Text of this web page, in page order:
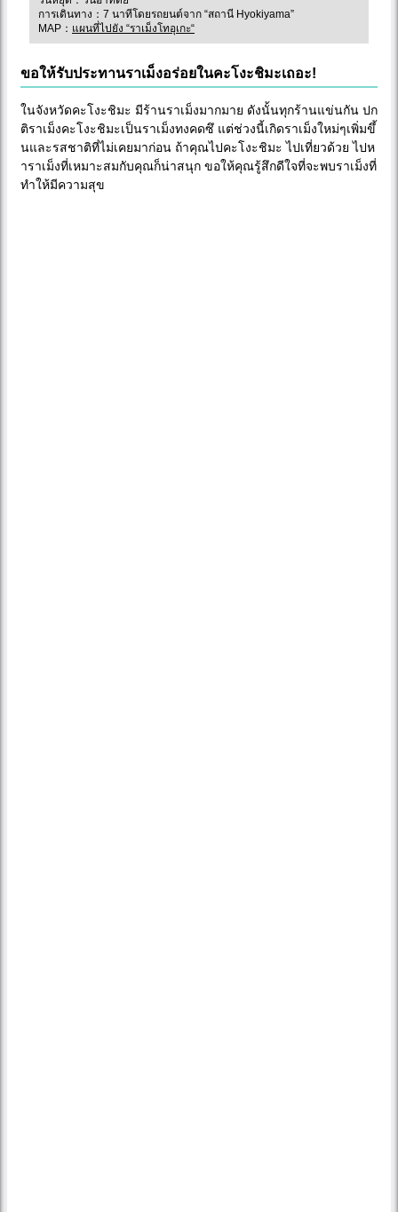
การเดินทาง：7 นาทีโดยรถยนต์จาก “สถานี Hyokiyama”
MAP： แผนที่ไปยัง “ราเม็งโทอุเกะ“
ขอให้รับประทานราเม็งอร่อยในคะโงะชิมะเถอะ!
ในจังหวัดคะโงะชิมะ มีร้านราเม็งมากมาย ดังนั้นทุกร้านแข่นกัน ปก
ติราเม็งคะโงะชิมะเป็นราเม็งทงคดซึ แต่ช่วงนี้เกิดราเม็งใหม่ๆเพิ่มขึ้
นและรสชาติที่ไม่เคยมาก่อน ถ้าคุณไปคะโงะชิมะ ไปเที่ยวด้วย ไปห
าราเม็งที่เหมาะสมกับคุณก็น่าสนุก ขอให้คุณรู้สึกดีใจที่จะพบราเม็งที่
ทำให้มีความสุข